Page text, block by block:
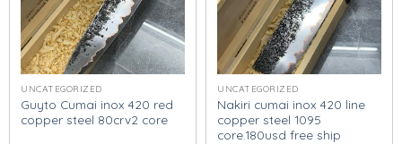
UNCATEGORIZED
Guyto Cumai inox 420 red
copper steel 80crv2 core
UNCATEGORIZED
Nakiri cumai inox 420 line
copper steel 1095
core.180usd free ship